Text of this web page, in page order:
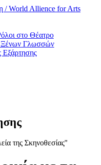
/ World Allience for Arts
στο Θέατρο
Ξένων Γλωσσών